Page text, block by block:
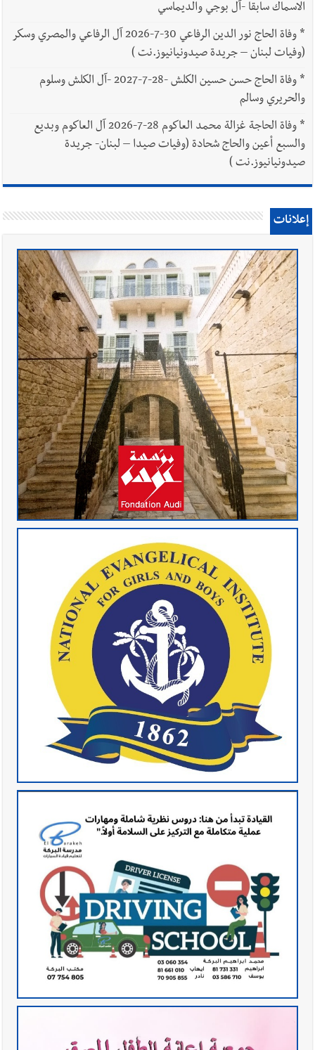
الاسماك سابقا -آل بوجي والديماسي
*
وفاة الحاج نور الدين الرفاعي 30-7-2026 آل الرفاعي والمصري وسكر
(وفيات لبنان – جريدة صيدونيانيوز.نت )
*
وفاة الحاج حسن حسين الكلش -28-7-2027 -آل الكلش وسلوم
والحريري وسالم
*
وفاة الحاجة غزالة محمد العاكوم 28-7-2026 آل العاكوم وبديع
والسبع أعين والحاج شحادة (وفيات صيدا – لبنان- جريدة
صيدونيانيوز.نت )
إعلانات